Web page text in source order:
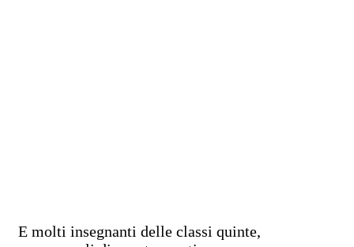
E molti insegnanti delle classi quinte,